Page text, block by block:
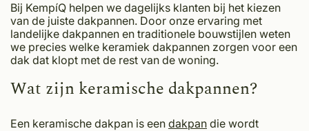
Bij KempíQ helpen we dagelijks klanten bij het kiezen
van de juiste dakpannen. Door onze ervaring met
landelijke dakpannen en traditionele bouwstijlen weten
we precies welke keramiek dakpannen zorgen voor een
dak dat klopt met de rest van de woning.
Wat zijn keramische dakpannen?
Een keramische dakpan is een dakpan die wordt